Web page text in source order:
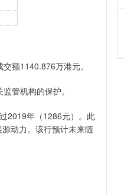
额1140.876万港元。
管机构的保护。
2019年（1286元）。此
动力。该行预计未来随